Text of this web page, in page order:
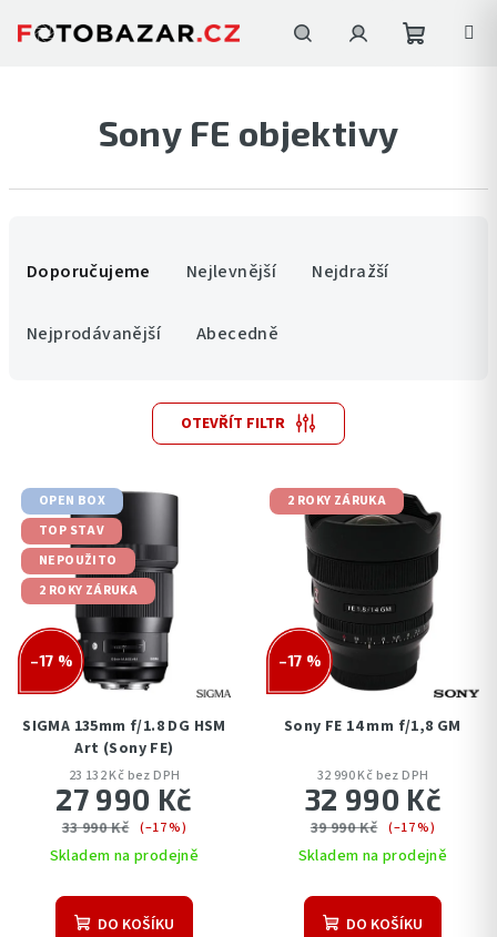
Sony FE objektivy
o
d
u
k
ů
Doporučujeme Nejlevnější Nejdražší
Nejprodávanější Abecedně
s
p
d
u
k
OTEVŘÍT FILTR
OPEN BOX
TOP STAV
NEPOUŽITO
2 ROKY ZÁRUKA
–17 %
SIGMA 135mm f/1.8 DG HSM
Art (Sony FE)
23 132 Kč bez DPH
27 990 Kč
33 990 Kč (–17 %)
Skladem na prodejně
DO KOŠÍKU
2 ROKY ZÁRUKA
–17 %
Sony FE 14 mm f/1,8 GM
32 990 Kč bez DPH
32 990 Kč
39 990 Kč (–17 %)
Skladem na prodejně
DO KOŠÍKU